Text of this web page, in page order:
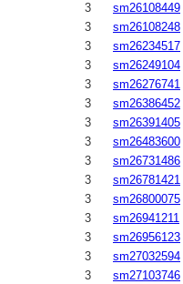
3
sm26108449
3
sm26108248
3
sm26234517
3
sm26249104
3
sm26276741
3
sm26386452
3
sm26391405
3
sm26483600
3
sm26731486
3
sm26781421
3
sm26800075
3
sm26941211
3
sm26956123
3
sm27032594
3
sm27103746